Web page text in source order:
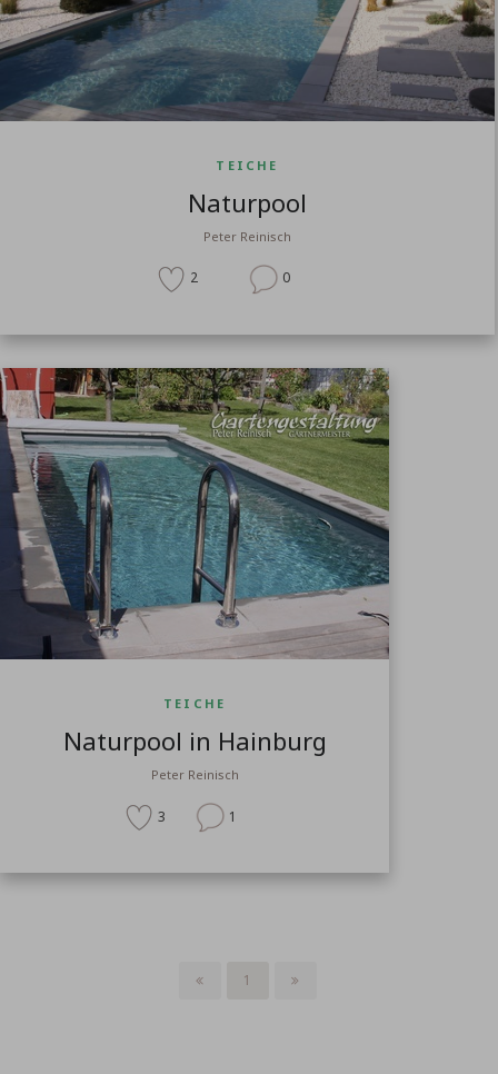
TEICHE
Naturpool
Peter Reinisch
2 0
TEICHE
Naturpool in Hainburg
Peter Reinisch
3 1
1